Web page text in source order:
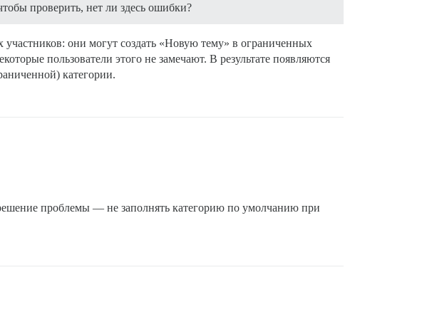
проверить, нет ли здесь ошибки?
они могут создать «Новую тему» в ограниченных
пользователи этого не замечают. В результате появляются
категории.
проблемы — не заполнять категорию по умолчанию при